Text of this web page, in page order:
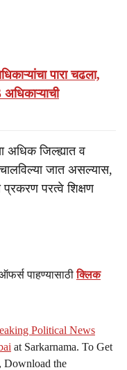
पारा चढला,
अधिक जिल्ह्यात व
जात असल्यास,
प्रकरण परत्वे शिक्षण
पाहण्यासाठीक्लिक
Political News
at Sarkarnama. To Get
Download the